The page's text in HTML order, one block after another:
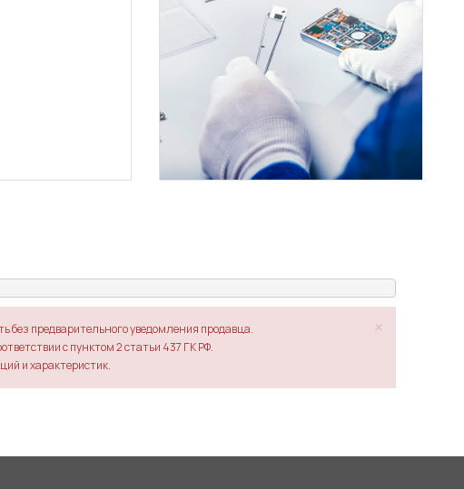
×
без предварительного уведомления продавца.
с пунктом 2 статьи 437 ГК РФ.
и характеристик.